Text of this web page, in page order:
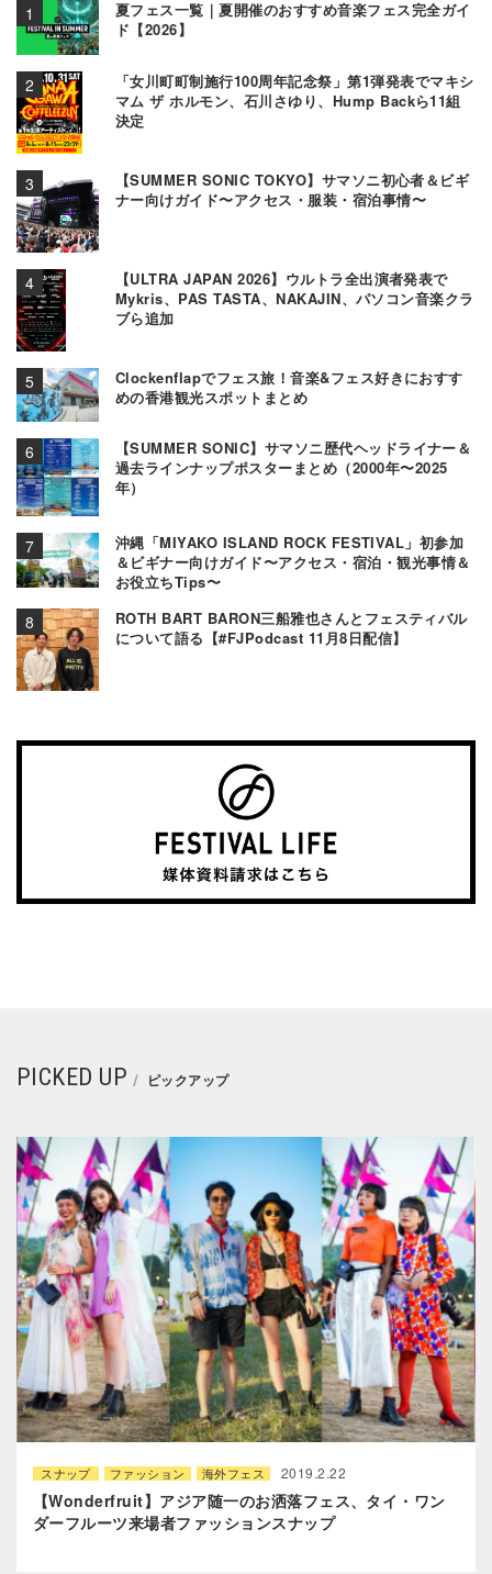
夏フェス一覧｜夏開催のおすすめ音楽フェス完全ガイ
ド【2026】
「女川町町制施行100周年記念祭」第1弾発表でマキシ
マム ザ ホルモン、石川さゆり、Hump Backら11組
決定
【SUMMER SONIC TOKYO】サマソニ初心者＆ビギ
ナー向けガイド〜アクセス・服装・宿泊事情〜
【ULTRA JAPAN 2026】ウルトラ全出演者発表で
Mykris、PAS TASTA、NAKAJIN、パソコン音楽クラ
ブら追加
Clockenflapでフェス旅！音楽&フェス好きにおすす
めの香港観光スポットまとめ
【SUMMER SONIC】サマソニ歴代ヘッドライナー＆
過去ラインナップポスターまとめ（2000年〜2025
年）
沖縄「MIYAKO ISLAND ROCK FESTIVAL」初参加
＆ビギナー向けガイド〜アクセス・宿泊・観光事情＆
お役立ちTips〜
ROTH BART BARON三船雅也さんとフェスティバル
について語る【#FJPodcast 11月8日配信】
PICKED UP ピックアップ
スナップ ファッション 海外フェス 2019.2.22
【Wonderfruit】アジア随一のお洒落フェス、タイ・ワン
ダーフルーツ来場者ファッションスナップ